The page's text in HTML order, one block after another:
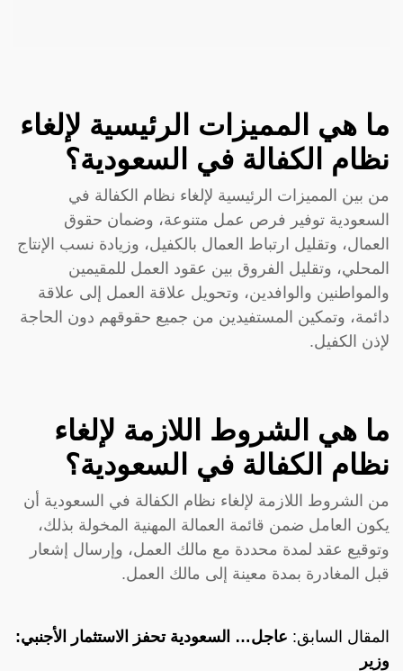
ما هي المميزات الرئيسية لإلغاء
نظام الكفالة في السعودية؟
من بين المميزات الرئيسية لإلغاء نظام الكفالة في
السعودية توفير فرص عمل متنوعة، وضمان حقوق
العمال، وتقليل ارتباط العمال بالكفيل، وزيادة نسب الإنتاج
المحلي، وتقليل الفروق بين عقود العمل للمقيمين
والمواطنين والوافدين، وتحويل علاقة العمل إلى علاقة
دائمة، وتمكين المستفيدين من جميع حقوقهم دون الحاجة
لإذن الكفيل.
ما هي الشروط اللازمة لإلغاء
نظام الكفالة في السعودية؟
من الشروط اللازمة لإلغاء نظام الكفالة في السعودية أن
يكون العامل ضمن قائمة العمالة المهنية المخولة بذلك،
وتوقيع عقد لمدة محددة مع مالك العمل، وإرسال إشعار
قبل المغادرة بمدة معينة إلى مالك العمل.
المقال السابق: عاجل… السعودية تحفز الاستثمار الأجنبي:
وزير